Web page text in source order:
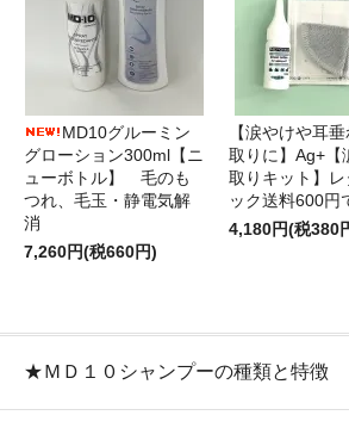
MD10グルーミン
グローション300ml【ニ
ューボトル】 毛のも
つれ、毛玉・静電気解
消
7,260円(税660円)
【涙やけや耳
取りに】Ag+【
取りキット】
ック送料600円
4,180円(税380
★ＭＤ１０シャンプーの種類と特徴